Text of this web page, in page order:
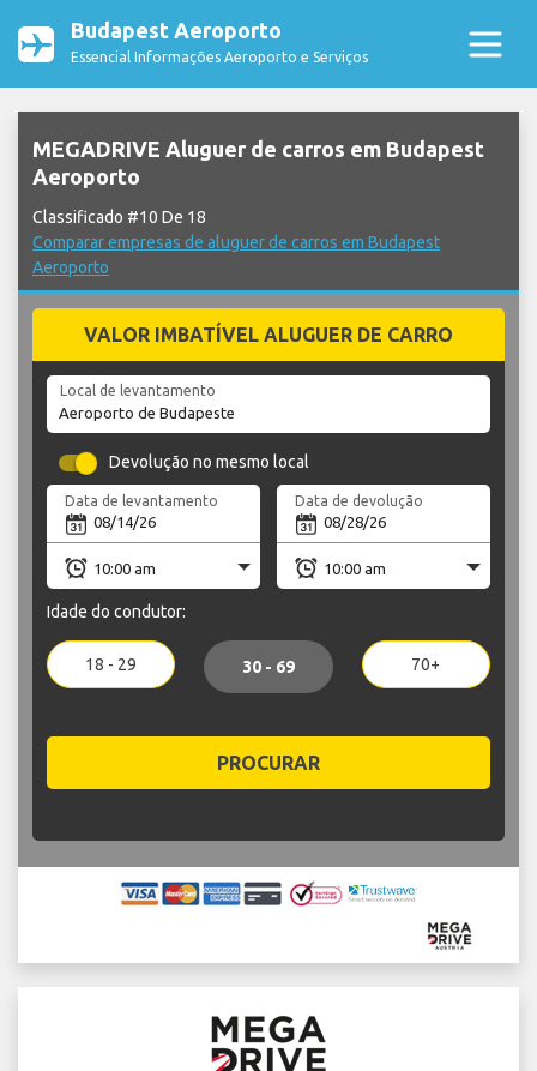
Budapest Aeroporto
Essencial Informações Aeroporto e Serviços
MEGADRIVE Aluguer de carros em Budapest
Aeroporto
Classificado #10 De 18
Comparar empresas de aluguer de carros em Budapest
Aeroporto
VALOR IMBATÍVEL ALUGUER DE CARRO
Local de levantamento
Devolução no mesmo local
Data de levantamento Data de devolução
Idade do condutor:
18 - 29 30 - 69 70+
PROCURAR